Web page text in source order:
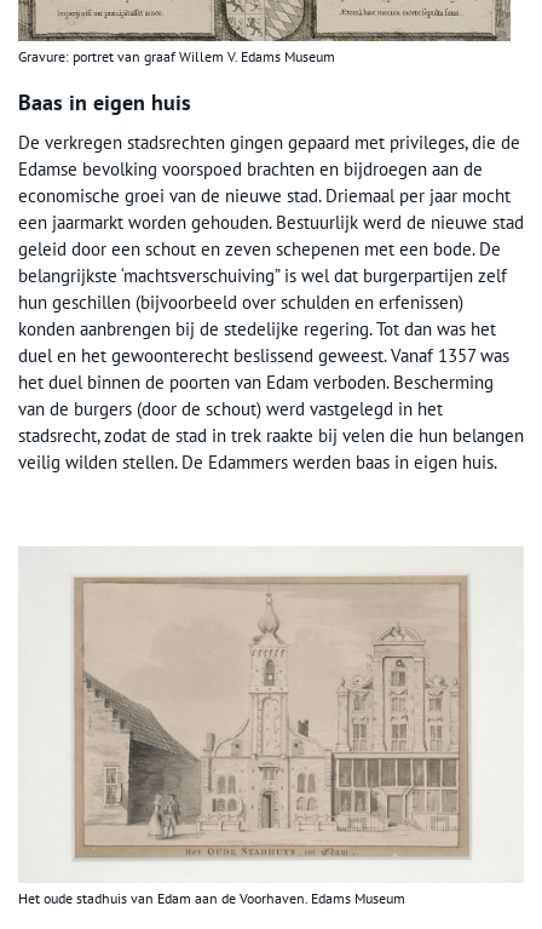
Gravure: portret van graaf Willem V. Edams Museum
Baas in eigen huis
De verkregen stadsrechten gingen gepaard met privileges, die de
Edamse bevolking voorspoed brachten en bijdroegen aan de
economische groei van de nieuwe stad. Driemaal per jaar mocht
een jaarmarkt worden gehouden. Bestuurlijk werd de nieuwe stad
geleid door een schout en zeven schepenen met een bode. De
belangrijkste ‘machtsverschuiving” is wel dat burgerpartijen zelf
hun geschillen (bijvoorbeeld over schulden en erfenissen)
konden aanbrengen bij de stedelijke regering. Tot dan was het
duel en het gewoonterecht beslissend geweest. Vanaf 1357 was
het duel binnen de poorten van Edam verboden. Bescherming
van de burgers (door de schout) werd vastgelegd in het
stadsrecht, zodat de stad in trek raakte bij velen die hun belangen
veilig wilden stellen. De Edammers werden baas in eigen huis.
Het oude stadhuis van Edam aan de Voorhaven. Edams Museum